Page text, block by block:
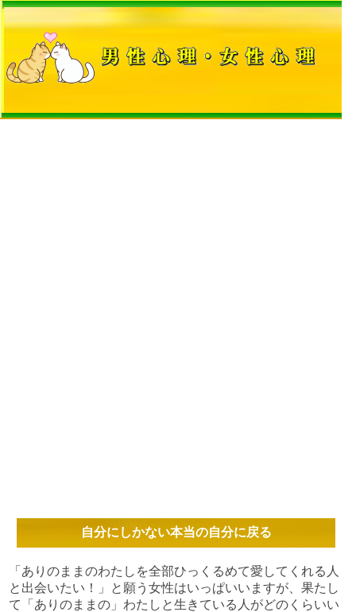
自分にしかない本当の自分に戻る
「ありのままのわたしを全部ひっくるめて愛してくれる人
と出会いたい！」と願う女性はいっぱいいますが、果たし
て「ありのままの」わたしと生きている人がどのくらいい